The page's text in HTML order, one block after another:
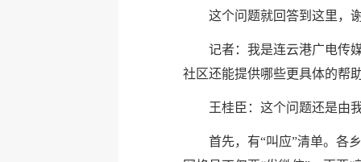
这个问题就回答到这里，
记者：我是连云港广电传
社区还能提供哪些更具体的帮
王桂臣：这个问题还是由
首先，有“叫应”清单。各